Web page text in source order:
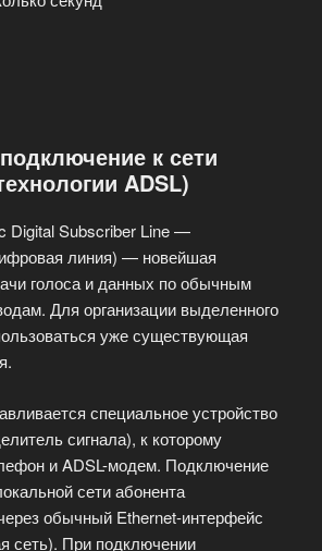
к сети
ADSL)
Digital Subscriber Line —
линия) — новейшая
голоса и данных по обычным
Для организации выделенного
уже существующая
специальное устройство
сигнала), к которому
и ADSL-модем. Подключение
сети абонента
обычный Ethernet-интерфейс
сеть). При подключении